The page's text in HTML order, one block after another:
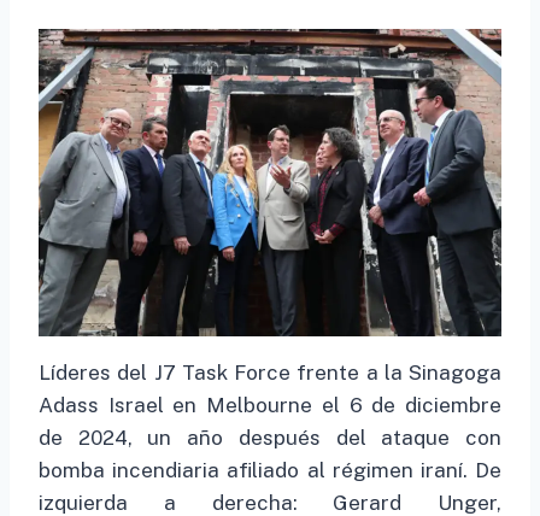
Líderes del J7 Task Force frente a la Sinagoga
Adass Israel en Melbourne el 6 de diciembre
de 2024, un año después del ataque con
bomba incendiaria afiliado al régimen iraní. De
izquierda a derecha: Gerard Unger,